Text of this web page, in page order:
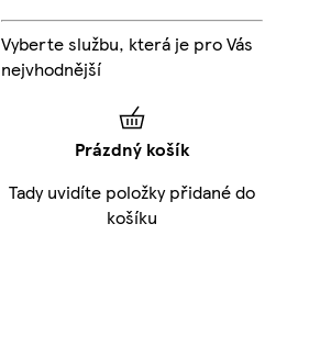
Vyberte službu, která je pro Vás
nejvhodnější
Prázdný košík
Tady uvidíte položky přidané do
košíku